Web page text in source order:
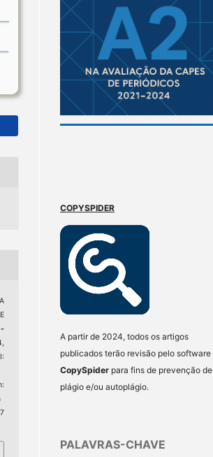
-
COPYSPIDER
A partir de 2024, todos os artigos
publicados terão revisão pelo software
CopySpider para fins de prevenção de
plágio e/ou autoplágio.
PALAVRAS-CHAVE